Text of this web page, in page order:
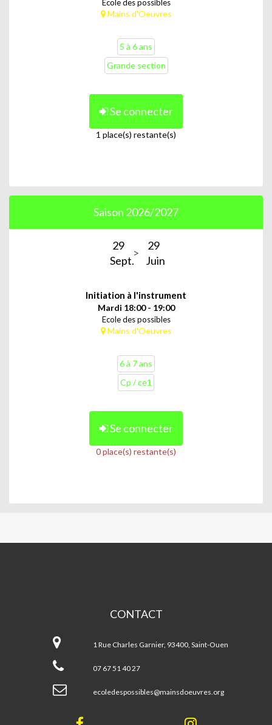
Ecole des possibles
Mains d'Oeuvres
5 à 6 ans
Grande section
Se connecter
1 place(s) restante(s)
Saison 2026/2027
29
Sept.
29
Juin
Initiation à l'instrument
Mardi 18:00 - 19:00
Ecole des possibles
Mains d'Oeuvres
6 à 7 ans
Cp / ce1
Se connecter
0 place(s) restante(s)
CONTACT
d'Oeuvres
1 Rue Charles Garnier, 93400, Saint-Ouen
07 67 51 40 27
ecoledespossibles@mainsdoeuvres.org